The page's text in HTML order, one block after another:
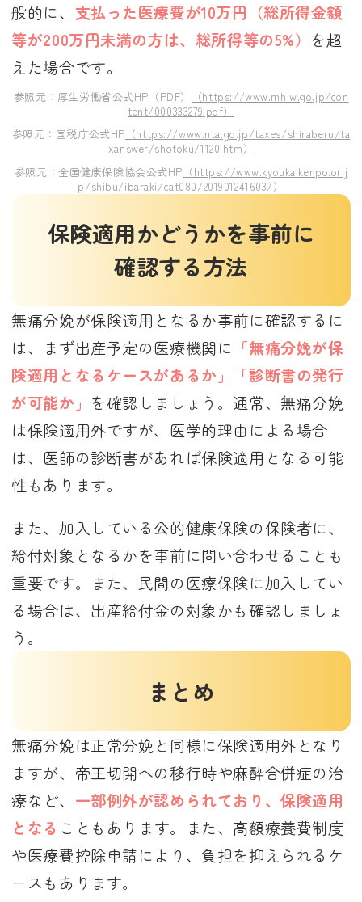
般的に、 支払った医療費が10万円（総所得金額
等が200万円未満の方は、総所得等の5%） を超
えた場合です。
参照元：厚生労働省公式HP（PDF）
（https://www.mhlw.go.jp/con
tent/000333279.pdf）
参照元：国税庁公式HP （https://www.nta.go.jp/taxes/shiraberu/ta
xanswer/shotoku/1120.htm）
参照元：全国健康保険協会公式HP （https://www.kyoukaikenpo.or.j
p/shibu/ibaraki/cat080/201901241603/）
保険適用かどうかを事前に
確認する方法
無痛分娩が保険適用となるか事前に確認するに
は、まず出産予定の医療機関に 「無痛分娩が保
険適用となるケースがあるか」「診断書の発行
が可能か」 を確認しましょう。通常、無痛分娩
は保険適用外ですが、医学的理由による場合
は、医師の診断書があれば保険適用となる可能
性もあります。
また、加入している公的健康保険の保険者に、
給付対象となるかを事前に問い合わせることも
重要です。また、民間の医療保険に加入してい
る場合は、出産給付金の対象かも確認しましょ
う。
まとめ
無痛分娩は正常分娩と同様に保険適用外となり
ますが、帝王切開への移行時や麻酔合併症の治
療など、 一部例外が認められており、保険適用
となる こともあります。また、高額療養費制度
や医療費控除申請により、負担を抑えられるケ
ースもあります。